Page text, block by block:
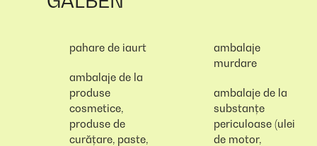
pahare de iaurt
ambalaje de la
produse
cosmetice,
produse de
curățare, paste,
ambalaje
murdare
ambalaje de la
substanțe
periculoase (ulei
de motor,